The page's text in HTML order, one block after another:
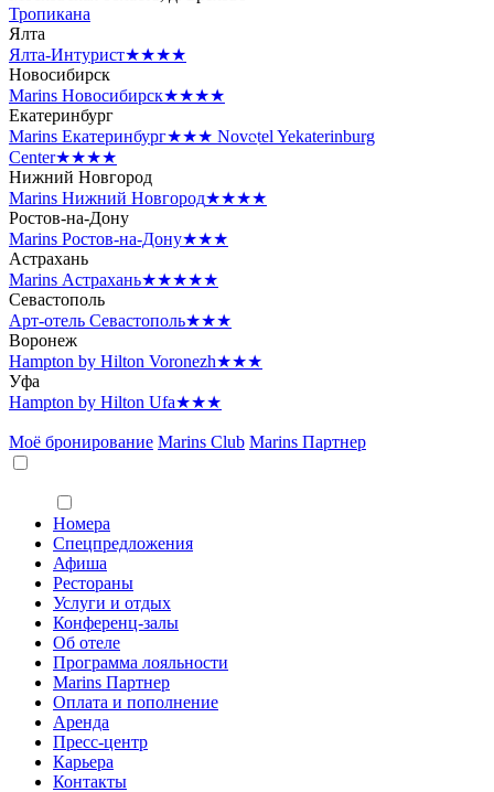
Тропикана
Ялта
Ялта-Интурист★★★★
Новосибирск
Marins Новосибирск★★★★
Екатеринбург
Marins Екатеринбург★★★ Novotel Yekaterinburg
Center★★★★
Нижний Новгород
Marins Нижний Новгород★★★★
Ростов-на-Дону
Marins Ростов-на-Дону★★★
Астрахань
Marins Астрахань★★★★★
Севастополь
Арт-отель Севастополь★★★
Воронеж
Hampton by Hilton Voronezh★★★
Уфа
Hampton by Hilton Ufa★★★
Моё бронирование Marins Club Marins Партнер
Номера
Спецпредложения
Афиша
Рестораны
Услуги и отдых
Конференц-залы
Об отеле
Программа лояльности
Marins Партнер
Оплата и пополнение
Аренда
Пресс-центр
Карьера
Контакты